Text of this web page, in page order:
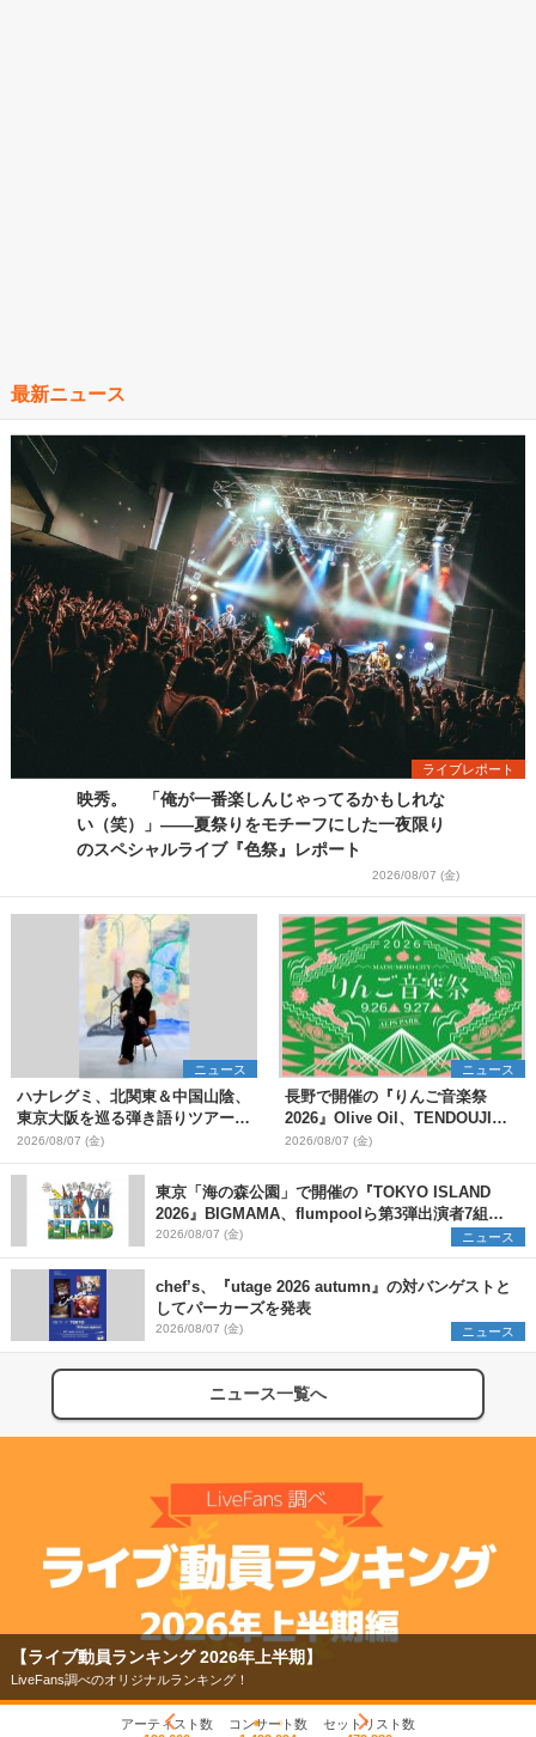
最新ニュース
ライブレポート
映秀。 「俺が一番楽しんじゃってるかもしれな
い（笑）」――夏祭りをモチーフにした一夜限り
のスペシャルライブ『色祭』レポート
2026/08/07 (金)
ニュース
ハナレグミ、北関東＆中国山陰、
東京大阪を巡る弾き語りツアー10
月より開催決定
2026/08/07 (金)
ニュース
長野で開催の『りんご音楽祭
2026』Olive Oil、TENDOUJIら
第11弾出演アーティスト（16組）
を発表
2026/08/07 (金)
東京「海の森公園」で開催の『TOKYO ISLAND
2026』BIGMAMA、flumpoolら第3弾出演者7組を
発表 ワークショップ・アート出展者を募集
2026/08/07 (金) ニュース
chef’s、『utage 2026 autumn』の対バンゲストと
してパーカーズを発表
2026/08/07 (金) ニュース
ニュース一覧へ
【ライブ動員ランキング 2026年上半期】
LiveFans調べのオリジナルランキング！
アーティスト数
コンサート数
セットリスト数